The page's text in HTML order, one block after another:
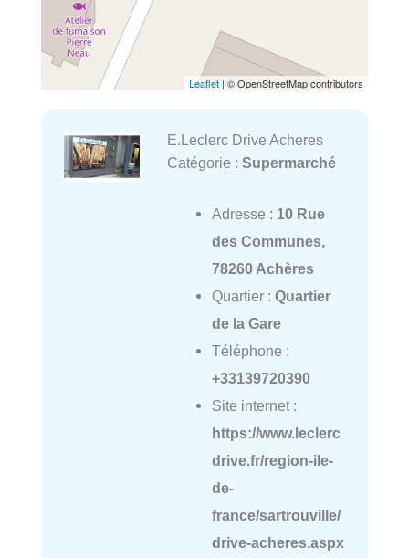
Leaflet | © OpenStreetMap contributors
E.Leclerc Drive Acheres
Catégorie : Supermarché
Adresse : 10 Rue
des Communes,
78260 Achères
Quartier : Quartier
de la Gare
Téléphone :
+33139720390
Site internet :
https://www.leclerc
drive.fr/region-ile-
de-
france/sartrouville/
drive-acheres.aspx